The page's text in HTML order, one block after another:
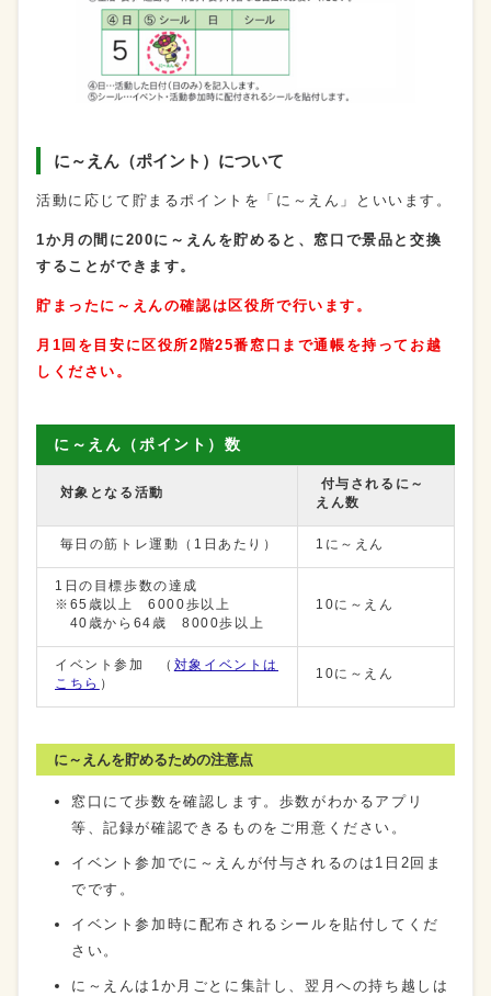
に～えん（ポイント）について
活動に応じて貯まるポイントを「に～えん」といいます。
1か月の間に200に～えんを貯めると、窓口で景品と交換
することができます。
貯まったに～えんの確認は区役所で行います。
月1回を目安に区役所2階25番窓口まで通帳を持ってお越
しください。
に～えん（ポイント）数
対象となる活動
付与されるに～
えん数
毎日の筋トレ運動（1日あたり） 1に～えん
1日の目標歩数の達成
※65歳以上 6000歩以上
40歳から64歳 8000歩以上
10に～えん
イベント参加 （ 対象イベントは
こちら ）
10に～えん
に～えんを貯めるための注意点
窓口にて歩数を確認します。歩数がわかるアプリ
等、記録が確認できるものをご用意ください。
イベント参加でに～えんが付与されるのは1日2回ま
でです。
イベント参加時に配布されるシールを貼付してくだ
さい。
に～えんは1か月ごとに集計し、翌月への持ち越しは